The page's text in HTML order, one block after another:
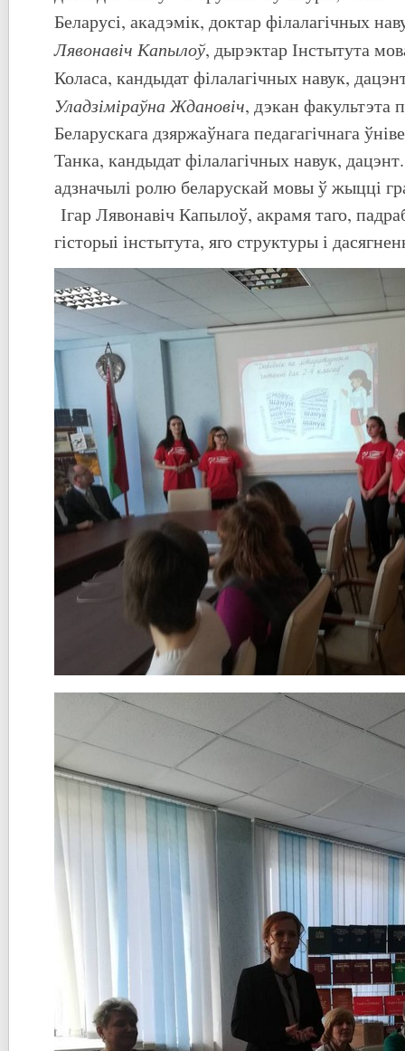
Беларусі, акадэмік, доктар філалагічных
Лявонавіч Капылоў, дырэктар Інстытута
Коласа, кандыдат філалагічных навук,
Уладзіміраўна Ждановіч, дэкан факультэта
Беларускага дзяржаўнага педагагічнага
Танка, кандыдат філалагічных навук,
адзначылі ролю беларускай мовы ў жыцці
Ігар Лявонавіч Капылоў, акрамя таго,
гісторыі інстытута, яго структуры і